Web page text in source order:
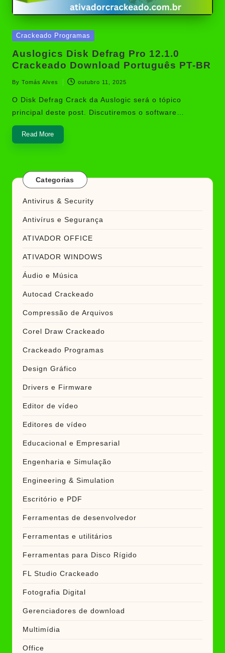
Posted
Crackeado Programas
Auslogics Disk Defrag Pro 12.1.0
Crackeado Download Português PT-BR
Posted
by
By Tomás Alves outubro 11, 2025
O Disk Defrag Crack da Auslogic será o tópico
principal deste post. Discutiremos o software…
Read More
Categorias
Antivirus & Security
Antivírus e Segurança
ATIVADOR OFFICE
ATIVADOR WINDOWS
Áudio e Música
Autocad Crackeado
Compressão de Arquivos
Corel Draw Crackeado
Crackeado Programas
Design Gráfico
Drivers e Firmware
Editor de vídeo
Editores de vídeo
Educacional e Empresarial
Engenharia e Simulação
Engineering & Simulation
Escritório e PDF
Ferramentas de desenvolvedor
Ferramentas e utilitários
Ferramentas para Disco Rígido
FL Studio Crackeado
Fotografia Digital
Gerenciadores de download
Multimídia
Office